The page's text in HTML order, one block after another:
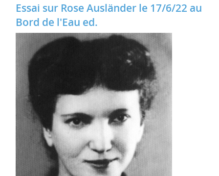
Essai sur Rose Ausländer le 17/6/22 au
Bord de l'Eau ed.